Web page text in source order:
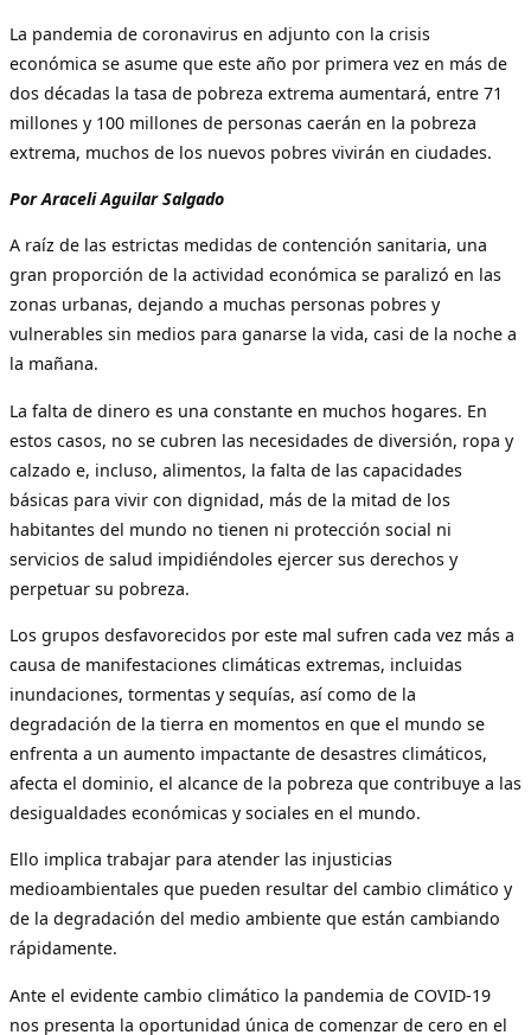
La pandemia de coronavirus en adjunto con la crisis
económica se asume que este año por primera vez en más de
dos décadas la tasa de pobreza extrema aumentará, entre 71
millones y 100 millones de personas caerán en la pobreza
extrema, muchos de los nuevos pobres vivirán en ciudades.
Por Araceli Aguilar Salgado
A raíz de las estrictas medidas de contención sanitaria, una
gran proporción de la actividad económica se paralizó en las
zonas urbanas, dejando a muchas personas pobres y
vulnerables sin medios para ganarse la vida, casi de la noche a
la mañana.
La falta de dinero es una constante en muchos hogares. En
estos casos, no se cubren las necesidades de diversión, ropa y
calzado e, incluso, alimentos, la falta de las capacidades
básicas para vivir con dignidad, más de la mitad de los
habitantes del mundo no tienen ni protección social ni
servicios de salud impidiéndoles ejercer sus derechos y
perpetuar su pobreza.
Los grupos desfavorecidos por este mal sufren cada vez más a
causa de manifestaciones climáticas extremas, incluidas
inundaciones, tormentas y sequías, así como de la
degradación de la tierra en momentos en que el mundo se
enfrenta a un aumento impactante de desastres climáticos,
afecta el dominio, el alcance de la pobreza que contribuye a las
desigualdades económicas y sociales en el mundo.
Ello implica trabajar para atender las injusticias
medioambientales que pueden resultar del cambio climático y
de la degradación del medio ambiente que están cambiando
rápidamente.
Ante el evidente cambio climático la pandemia de COVID-19
nos presenta la oportunidad única de comenzar de cero en el